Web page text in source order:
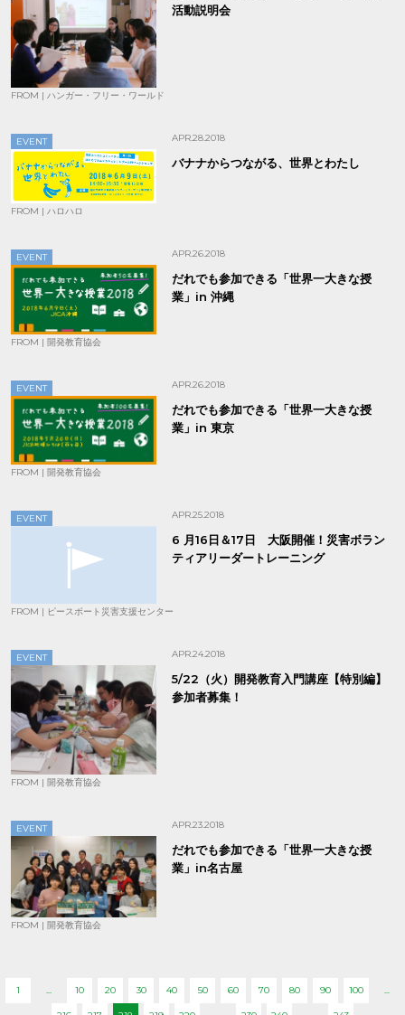
活動説明会
FROM | ハンガー・フリー・ワールド
EVENT APR.28.2018
バナナからつながる、世界とわたし
FROM | ハロハロ
EVENT APR.26.2018
だれでも参加できる「世界一大きな授
業」in 沖縄
FROM | 開発教育協会
EVENT APR.26.2018
だれでも参加できる「世界一大きな授
業」in 東京
FROM | 開発教育協会
EVENT APR.25.2018
6 月16日＆17日 大阪開催！災害ボラン
ティアリーダートレーニング
FROM | ピースボート災害支援センター
EVENT APR.24.2018
5/22（火）開発教育入門講座【特別編】
参加者募集！
FROM | 開発教育協会
EVENT APR.23.2018
だれでも参加できる「世界一大きな授
業」in名古屋
FROM | 開発教育協会
1 ... 10 20 30 40 50 60 70 80 90 100 ...